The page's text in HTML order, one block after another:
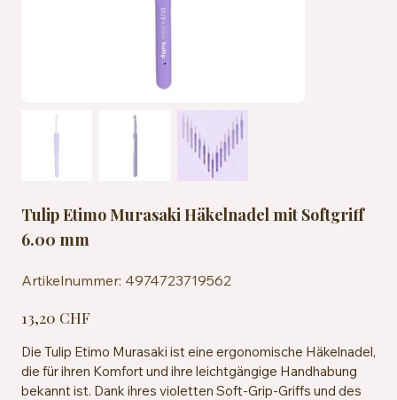
Tulip Etimo Murasaki Häkelnadel mit Softgriff
6.00 mm
Artikelnummer: 4974723719562
4974723719562
13,20 CHF
Die Tulip Etimo Murasaki ist eine ergonomische Häkelnadel,
die für ihren Komfort und ihre leichtgängige Handhabung
bekannt ist. Dank ihres violetten Soft-Grip-Griffs und des